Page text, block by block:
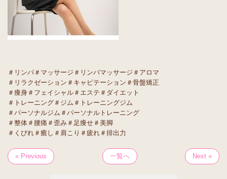
＃リンパ＃マッサージ＃リンパマッサージ＃アロマ
＃リラクゼーション＃キャビテーション＃骨盤矯正
＃痩身＃フェイシャル＃エステ＃ダイエット
＃トレーニング＃ジム＃トレーニングジム
＃パーソナルジム＃パーソナルトレーニング
＃整体＃腰痛＃歪み＃足痩せ＃美脚
＃くびれ＃癒し＃肩こり＃疲れ＃排出力
« Previous 一覧へ Next »